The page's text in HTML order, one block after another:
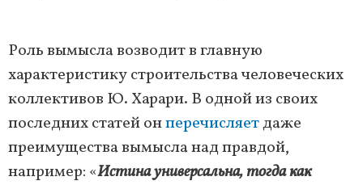
Роль вымысла возводит в главную
характеристику строительства человеческих
коллективов Ю. Харари. В одной из своих
последних статей онперечисляетдаже
преимущества вымысла над правдой,
например: «Истина универсальна, тогда как